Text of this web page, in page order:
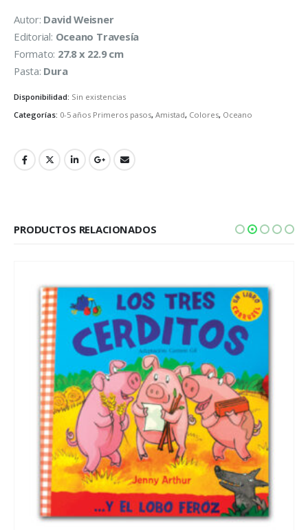
Autor: David Weisner
Editorial: Oceano Travesía
Formato: 27.8 x 22.9 cm
Pasta: Dura
Disponibilidad: Sin existencias
Categorías: 0-5 años Primeros pasos, Amistad, Colores, Oceano
PRODUCTOS RELACIONADOS